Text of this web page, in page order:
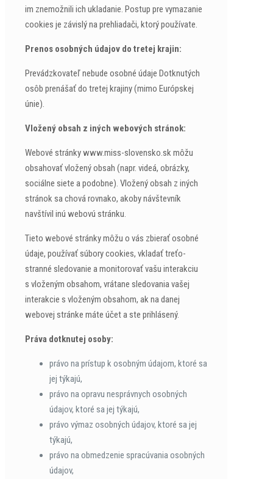
im znemožnili ich ukladanie. Postup pre vymazanie
cookies je závislý na prehliadači, ktorý používate.
Prenos osobných údajov do tretej krajin:
Prevádzkovateľ nebude osobné údaje Dotknutých
osôb prenášať do tretej krajiny (mimo Európskej
únie).
Vložený obsah z iných webových stránok:
Webové stránky www.miss-slovensko.sk môžu
obsahovať vložený obsah (napr. videá, obrázky,
sociálne siete a podobne). Vložený obsah z iných
stránok sa chová rovnako, akoby návštevník
navštívil inú webovú stránku.
Tieto webové stránky môžu o vás zbierať osobné
údaje, používať súbory cookies, vkladať treťo-
stranné sledovanie a monitorovať vašu interakciu
s vloženým obsahom, vrátane sledovania vašej
interakcie s vloženým obsahom, ak na danej
webovej stránke máte účet a ste prihlásený.
Práva dotknutej osoby:
právo na prístup k osobným údajom, ktoré sa
jej týkajú,
právo na opravu nesprávnych osobných
údajov, ktoré sa jej týkajú,
právo výmaz osobných údajov, ktoré sa jej
týkajú,
právo na obmedzenie spracúvania osobných
údajov,